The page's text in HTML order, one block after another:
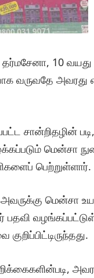
10
வருவதே அவரது
சான்றிதழின்
மென்சா
பெற்றுள்ளார்.
மென்சா
பதவி
குறிப்பிட்டிருந்தது.